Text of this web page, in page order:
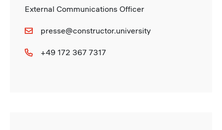
External Communications Officer
presse@constructor.university
+49 172 367 7317